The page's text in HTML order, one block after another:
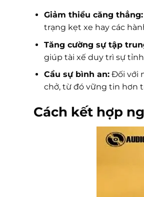
Giảm thiểu căng thẳng:
trạng kẹt xe hay các
Tăng cường sự tập
giúp tài xế duy trì sự
Cầu sự bình an:Đối với
chở, từ đó vững tin hơn
Cách kết hợp